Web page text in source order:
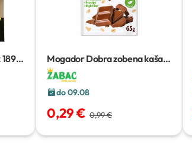
189 g
Mogador Dobra zobena kaša
65 g
do 09.08
0,29 € 0,99 €